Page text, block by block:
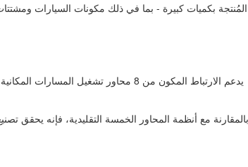
المُنتجة بكميات كبيرة - بما في ذلك مكونات السيارات